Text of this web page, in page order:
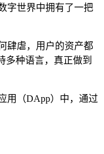
字世界中拥有了一把
肆虐，用户的资产都
多种语言，真正做到
用（DApp）中，通过